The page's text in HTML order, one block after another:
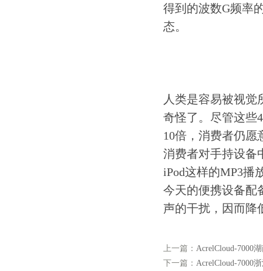
得到的波数G频率
态。
人类是容易被视
奇怪了。尽管这些
10倍，消费者仍
消费者对手持设备
iPod这样的MP3播
今天的便携设备配
声的干扰，因而降
上一篇： AcrelCloud-7000
下一篇： AcrelCloud-7000